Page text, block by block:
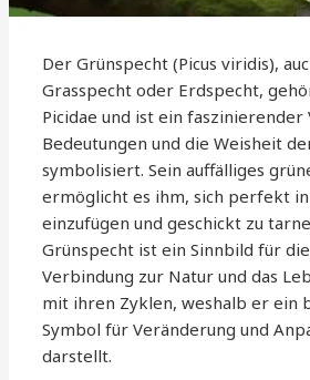
Der Grünspecht (Picus viridis),
Grasspecht oder Erdspecht,
Picidae und ist ein
Bedeutungen und die Weisheit
symbolisiert. Sein auffälliges
ermöglicht es ihm, sich perfekt
einzufügen und geschickt zu
Grünspecht ist ein Sinnbild für
Verbindung zur Natur und das
mit ihren Zyklen, weshalb er ein
Symbol für Veränderung und
darstellt.